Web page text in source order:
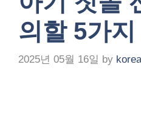
의할 5가
2025년 05월 16일 by